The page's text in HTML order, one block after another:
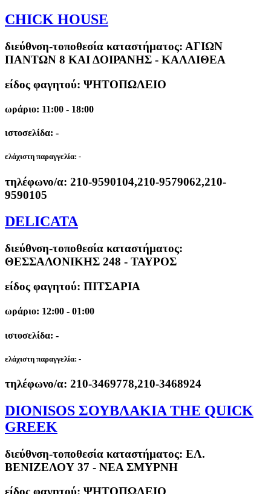
CHICK HOUSE
διεύθνση-τοποθεσία καταστήματος: ΑΓΙΩΝ
ΠΑΝΤΩΝ 8 ΚΑΙ ΔΟΙΡΑΝΗΣ - ΚΑΛΛΙΘΕΑ
είδος φαγητού: ΨΗΤΟΠΩΛΕΙΟ
ωράριο: 11:00 - 18:00
ιστοσελίδα: -
ελάχιστη παραγγελία: -
τηλέφωνο/α: 210-9590104,210-9579062,210-
9590105
DELICATA
διεύθνση-τοποθεσία καταστήματος:
ΘΕΣΣΑΛΟΝΙΚΗΣ 248 - ΤΑΥΡΟΣ
είδος φαγητού: ΠΙΤΣΑΡΙΑ
ωράριο: 12:00 - 01:00
ιστοσελίδα: -
ελάχιστη παραγγελία: -
τηλέφωνο/α: 210-3469778,210-3468924
DIONISOS ΣΟΥΒΛΑΚΙΑ THE QUICK
GREEK
διεύθνση-τοποθεσία καταστήματος: ΕΛ.
ΒΕΝΙΖΕΛΟΥ 37 - ΝΕΑ ΣΜΥΡΝΗ